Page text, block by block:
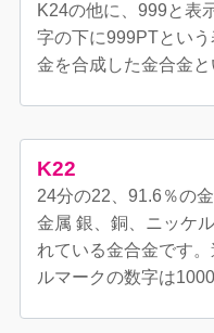
K24の他に、999と表
字の下に999PTとい
金を合成した金合金と
K22
24分の22、91.6％の
金属 銀、銅、ニッケ
れている金合金です
ルマークの数字は